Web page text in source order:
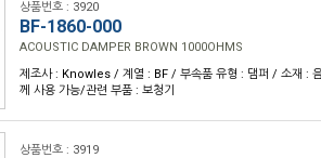
상품번호 : 3920
BF-1860-000
ACOUSTIC DAMPER BROWN 1000OHMS
제조사 : Knowles / 계열 : BF / 부속품 유형 : 댐퍼 / 소재 :
께 사용 가능/관련 부품 : 보청기
상품번호 : 3919